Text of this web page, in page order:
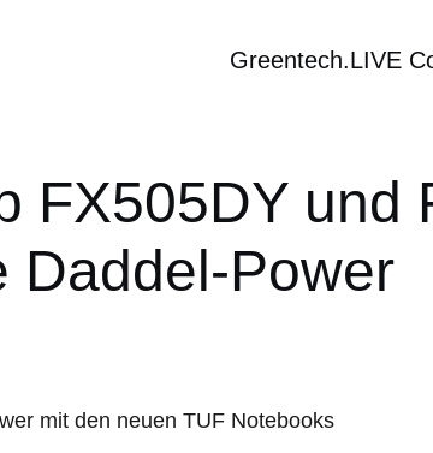
Greentech.LIVE
FX505DY und
Daddel-Power